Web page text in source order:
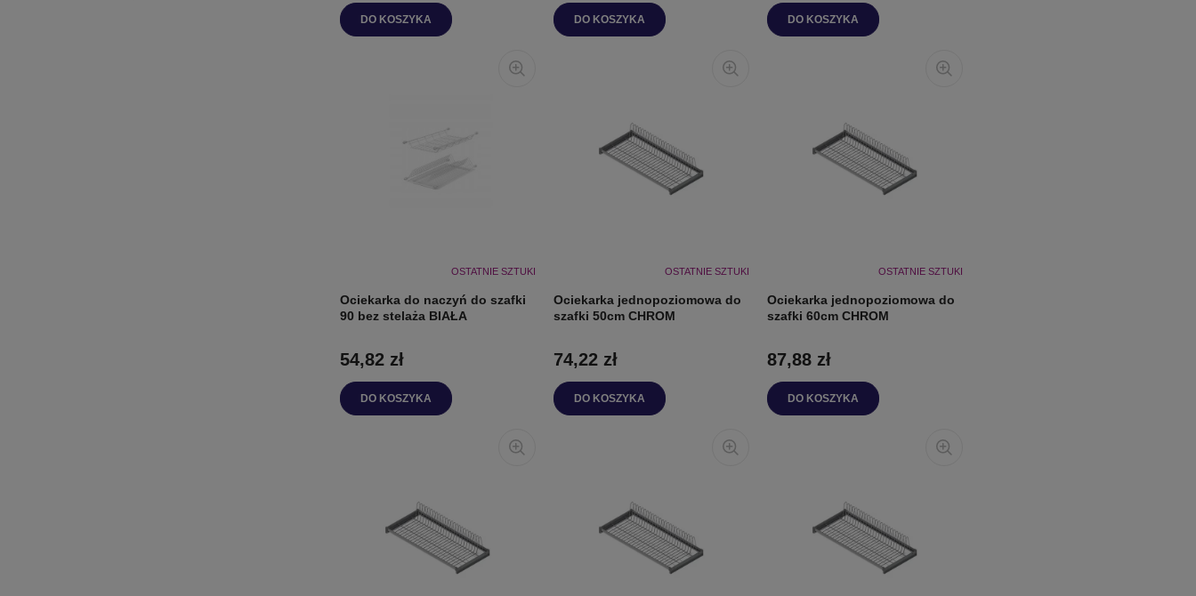
DO KOSZYKA DO KOSZYKA DO KOSZYKA
OSTATNIE SZTUKI
Ociekarka do naczyń do szafki
90 bez stelaża BIAŁA
54,82 zł
DO KOSZYKA
OSTATNIE SZTUKI
Ociekarka jednopoziomowa do
szafki 50cm CHROM
74,22 zł
DO KOSZYKA
OSTATNIE SZTUKI
Ociekarka jednopoziomowa do
szafki 60cm CHROM
87,88 zł
DO KOSZYKA